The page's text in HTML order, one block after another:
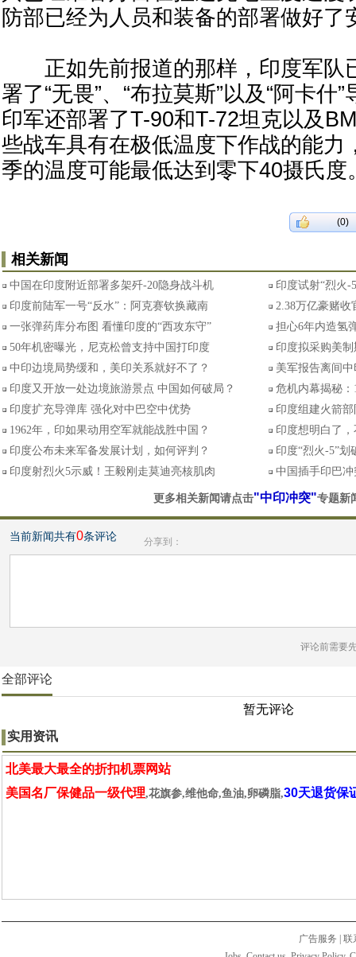
防部已经为人员和装备的部署做好了
正如先前报道的那样，印度军队
署了“无畏”、“布拉莫斯”以及“阿卡什
印军还部署了T-90和T-72坦克以及
些战车具有在极低温度下作战的能力
季的温度可能最低达到零下40摄氏度
(0)
相关新闻
中国在印度附近部署多架歼-20隐身战斗机
印度试射“烈火-
印度前陆军一号“反水”：阿克赛钦换藏南
2.38万亿豪赌收
一张弹药库分布图 看懂印度的“西攻东守”
担心6年内造氢
50年机密曝光，尼克松曾支持中国打印度
印度拟采购美
中印边境局势缓和，美印关系就好不了？
美军报告离间
印度又开放一处边境旅游景点 中国如何破局？
危机内幕揭秘
印度扩充导弹库 强化对中巴空中优势
印度组建火箭
1962年，印如果动用空军就能战胜中国？
印度想明白了
印度公布未来军备发展计划，如何评判？
印度“烈火-5”
印度射烈火5示威！王毅刚走莫迪亮核肌肉
中国插手印巴
更多相关新闻请点击"中印冲突"专题新
当前新闻共有0条评论 分享到：
评论前需要
全部评论
暂无评论
实用资讯
北美最大最全的折扣机票网站
美国名厂保健品一级代理,花旗参,维他命,鱼油,卵磷脂,30天退货保
广告服务
联